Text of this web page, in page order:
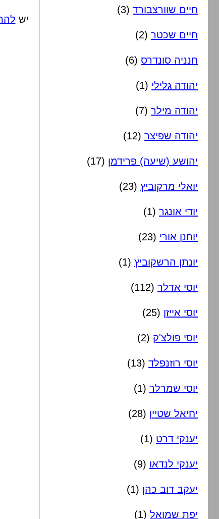
יש
חיים שוורצבורד (3)
חיים שכטר (2)
חנניה סונדרס (6)
יהודה גלילי (1)
יהודה מילר (7)
יהודה שפיצר (12)
יהושע (שיעה) פרידמן (17)
יואלי מרקוביץ (23)
יודי אונגר (1)
יוחנן אורי (23)
יונתן הרשקוביץ (1)
יוסי אדלר (112)
יוסי אייזן (25)
יוסי פולצ'ק (2)
יוסי רוזנפלד (13)
יוסי שמרלר (1)
יחיאל שטיין (28)
יענקי דרט (1)
יענקי לנדאו (9)
יעקב דוב כהן (1)
יפת שמואל (1)